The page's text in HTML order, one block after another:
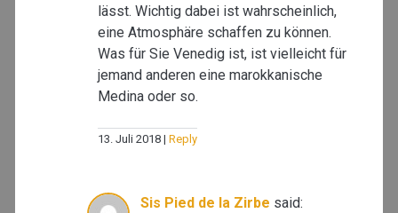
lässt. Wichtig dabei ist wahrscheinlich,
eine Atmosphäre schaffen zu können.
Was für Sie Venedig ist, ist vielleicht für
jemand anderen eine marokkanische
Medina oder so.
13. Juli 2018 Reply
Sis Pied de la Zirbe said: